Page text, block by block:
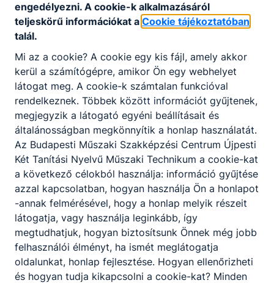
Nyári ügyelet 2026
Nyári ügyelet: szerdánként 9:00 és 13:00 óra között.
2026. júl. 1.
engedélyezni. A cookie-k alkalmazásáról
teljeskörű információkat a Cookie tájékoztatóban
talál.
Mi az a cookie? A cookie egy kis fájl, amely akkor
kerül a számítógépre, amikor Ön egy webhelyet
látogat meg. A cookie-k számtalan funkcióval
rendelkeznek. Többek között információt gyűjtenek,
megjegyzik a látogató egyéni beállításait és
általánosságban megkönnyítik a honlap használatát.
Az Budapesti Műszaki Szakképzési Centrum Újpesti
Két Tanítási Nyelvű Műszaki Technikum a cookie-kat
a következő célokból használja: információ gyűjtése
azzal kapcsolatban, hogyan használja Ön a honlapot
-annak felmérésével, hogy a honlap melyik részeit
látogatja, vagy használja leginkább, így
megtudhatjuk, hogyan biztosítsunk Önnek még jobb
felhasználói élményt, ha ismét meglátogatja
oldalunkat, honlap fejlesztése. Hogyan ellenőrizheti
és hogyan tudja kikapcsolni a cookie-kat? Minden